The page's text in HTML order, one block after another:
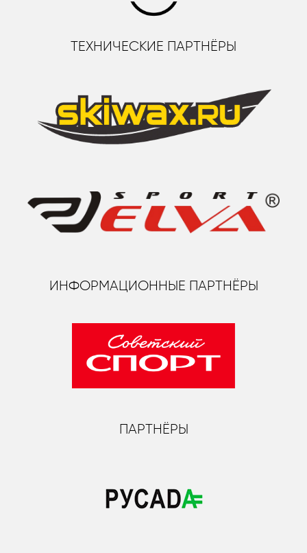
ТЕХНИЧЕСКИЕ ПАРТНЁРЫ
ИНФОРМАЦИОННЫЕ ПАРТНЁРЫ
ПАРТНЁРЫ